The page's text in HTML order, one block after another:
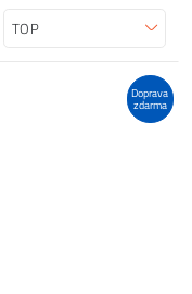
Seřadit
Doprava
zdarma